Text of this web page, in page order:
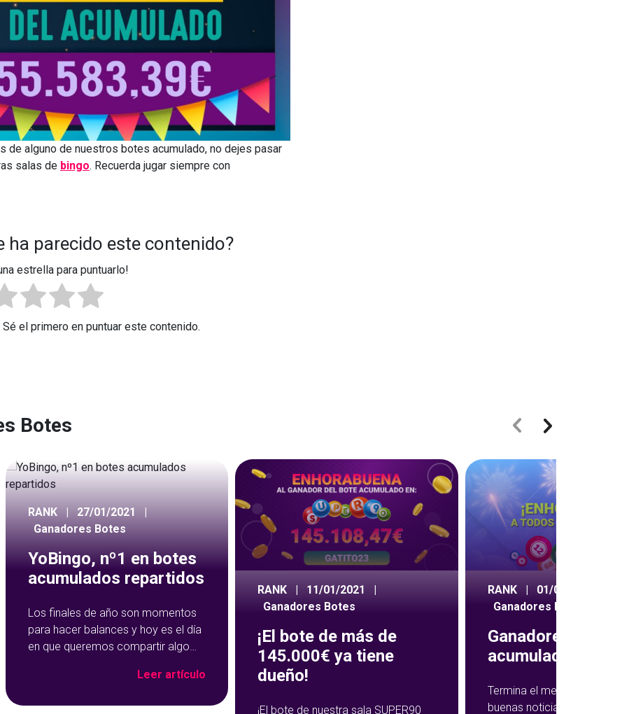
de alguno de nuestros botes acumulado, no dejes pasar
salas de bingo. Recuerda jugar siempre con
ha parecido este contenido?
estrella para puntuarlo!
Sé el primero en puntuar este contenido.
Botes
RANK | 27/01/2021
|
Ganadores Botes
YoBingo, nº1 en botes
acumulados repartidos
Los finales de año son momentos
para hacer balances y hoy es el día
en que queremos compartir algo
principales protagonistas. ¡Vosotros
Leer artículo
RANK 11/01/2021
Ganadores Botes
¡El bote de más de
145.000€ ya tiene
dueño!
¡El bote de nuestra sala SUPER90
RANK 01/09/2020
Ganadores Botes
Ganadores botes
acumulados
Termina el mes de agosto
buenas noticias para los